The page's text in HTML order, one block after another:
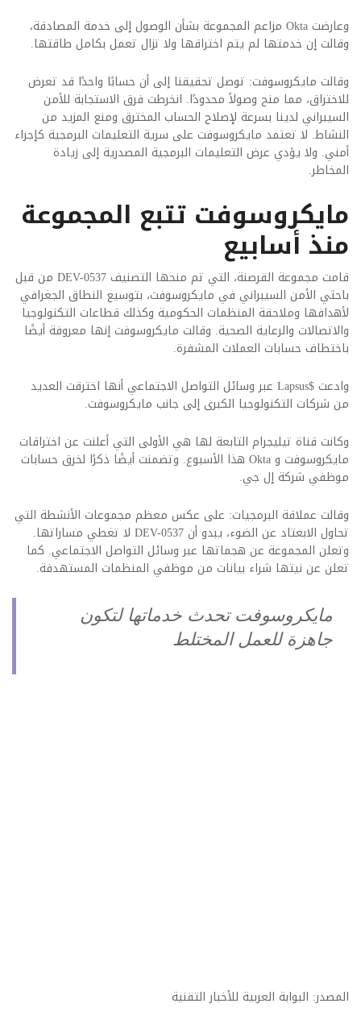
وعارضت Okta مزاعم المجموعة بشأن الوصول إلى خدمة المصادقة،
وقالت إن خدمتها لم يتم اختراقها ولا تزال تعمل بكامل طاقتها.
وقالت مايكروسوفت: توصل تحقيقنا إلى أن حسابًا واحدًا قد تعرض
للاختراق، مما منح وصولاً محدودًا. انخرطت فرق الاستجابة للأمن
السيبراني لدينا بسرعة لإصلاح الحساب المخترق ومنع المزيد من
النشاط. لا تعتمد مايكروسوفت على سرية التعليمات البرمجية كإجراء
أمني. ولا يؤدي عرض التعليمات البرمجية المصدرية إلى زيادة
المخاطر.
مايكروسوفت تتبع المجموعة
منذ أسابيع
قامت مجموعة القرصنة، التي تم منحها التصنيف DEV-0537 من قبل
باحثي الأمن السيبراني في مايكروسوفت، بتوسيع النطاق الجغرافي
لأهدافها وملاحقة المنظمات الحكومية وكذلك قطاعات التكنولوجيا
والاتصالات والرعاية الصحية. وقالت مايكروسوفت إنها معروفة أيضًا
باختطاف حسابات العملات المشفرة.
وادعت $Lapsus عبر وسائل التواصل الاجتماعي أنها اخترقت العديد
من شركات التكنولوجيا الكبرى إلى جانب مايكروسوفت.
وكانت قناة تيليجرام التابعة لها هي الأولى التي أعلنت عن اختراقات
مايكروسوفت و Okta هذا الأسبوع. وتضمنت أيضًا ذكرًا لخرق حسابات
موظفي شركة إل جي.
وقالت عملاقة البرمجيات: على عكس معظم مجموعات الأنشطة التي
تحاول الابعتاد عن الضوء، يبدو أن DEV-0537 لا تغطي مساراتها.
وتعلن المجموعة عن هجماتها عبر وسائل التواصل الاجتماعي. كما
تعلن عن نيتها ​​شراء بيانات من موظفي المنظمات المستهدفة.
مايكروسوفت تحدث خدماتها لتكون
جاهزة للعمل المختلط
المصدر: البوابة العربية للأخبار التقنية